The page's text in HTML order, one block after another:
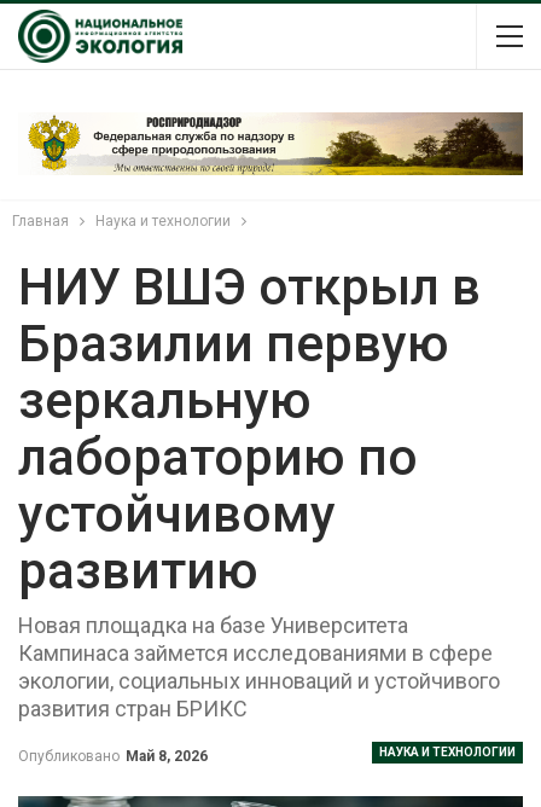
Главная Наука и технологии
НИУ ВШЭ открыл в
Бразилии первую
зеркальную
лабораторию по
устойчивому
развитию
Новая площадка на базе Университета
Кампинаса займется исследованиями в сфере
экологии, социальных инноваций и устойчивого
развития стран БРИКС
НАУКА И ТЕХНОЛОГИИ
Опубликовано Май 8, 2026